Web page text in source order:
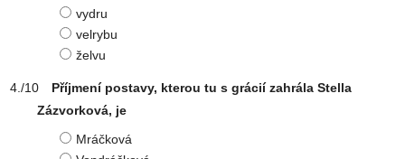
vydru
velrybu
želvu
Příjmení postavy, kterou tu s grácií zahrála Stella
Zázvorková, je
Mráčková